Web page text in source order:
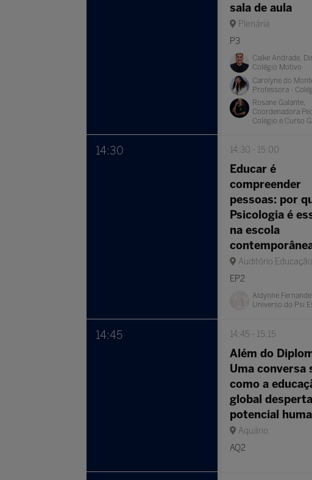
sala de aula
Plenária
P3
Caíke Andrade,
Colégio Motivo
Carolyne do
Professora -
Rosane Galante,
Coordenadora
Colégio e Curso
14:30 14:30 15:00
Educar é
compreender
pessoas: por
Psicologia é
na escola
Auditório
EP2
Aldynne
Universo do Psi
14:45 14:45 15:15
Além do
Uma conversa
como a
global
potencial
Aquário
AQ2